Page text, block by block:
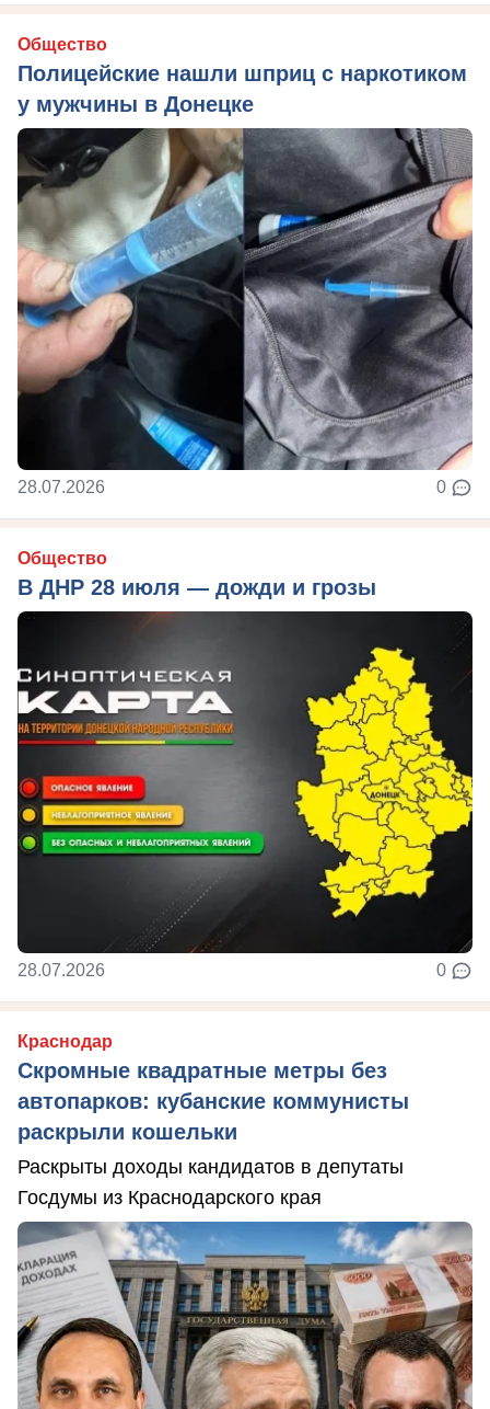
Общество
Полицейские нашли шприц с наркотиком
у мужчины в Донецке
28.07.2026 0
Общество
В ДНР 28 июля — дожди и грозы
28.07.2026 0
Краснодар
Скромные квадратные метры без
автопарков: кубанские коммунисты
раскрыли кошельки
Раскрыты доходы кандидатов в депутаты
Госдумы из Краснодарского края